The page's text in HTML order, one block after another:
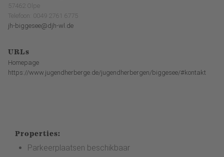
57462 Olpe
Telefoon: 0049 2761 6775
jh-biggesee@djh-wl.de
URLs
Homepage
https://www.jugendherberge.de/jugendherbergen/biggesee/#kontakt
Properties:
Parkeerplaatsen beschikbaar